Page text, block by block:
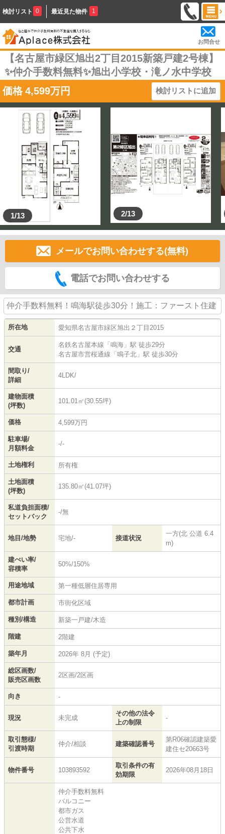
検討リスト 0 最近見た物件 1
お問合せ
【名古屋市緑区旭出2丁目2015新築戸建2号棟】
✨️仲介手数料無料✨️旭出小学校・滝ノ水中学校
価格 4,599万円 検討リストに追加
1/13 2/13
メールでお問い合わせする(無料)
電話でお問い合わせする
仲介手数料無料！鳴海駅徒歩30分！施工：ファースト住建
所在地 愛知県名古屋市緑区旭出 ２丁目2015
交通
名鉄名古屋本線 「 鳴海 」駅 徒歩29分
名古屋市営桜通線 「 鳴子北 」駅 徒歩30分
間取り/
詳細
4LDK/
建物面積
(坪数)
101.01㎡(30.55坪)
価格 4,599万円
駐車場/
月額料金
-/-
土地権利 所有権
土地面積
(坪数)
135.80㎡(41.07坪)
私道負担面積/
セットバック
-/無
地目/地勢 宅地/- 接道状況
一方(北 公道 6.4
m)
建ぺい率/
容積率
50%/150%
用途地域 第一種低層住居専用
都市計画 市街化区域
種別/構造 新築一戸建/木造
階建 2階建
築年月 2026年 8月 (予定)
総区画数/
販売区画数
2区画/2区画
向き -
現況 未完成
その他の法令
上の制限
-
取引態様/
引渡時期
仲介/相談 建築確認番号
第R06確認建築愛
建住セ20663号
物件番号 103893592
取引条件の有
効期限
2026年08月18日
仲介手数料無料
バルコニー
都市ガス
公営水道
公共下水